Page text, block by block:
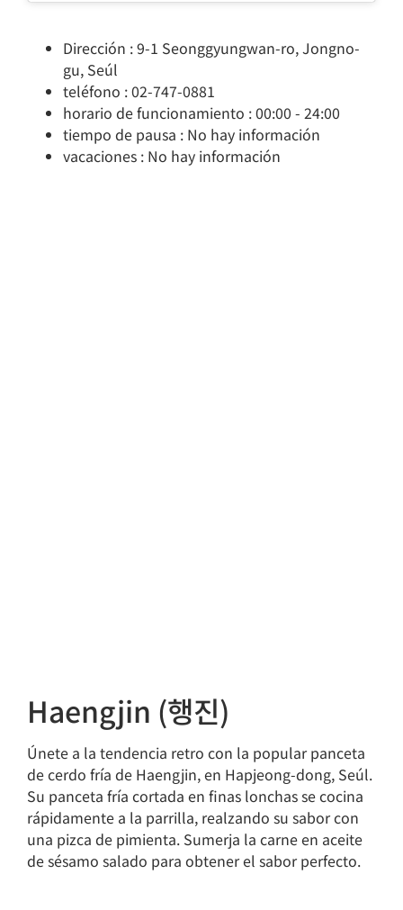
Dirección : 9-1 Seonggyungwan-ro, Jongno-
gu, Seúl
teléfono : 02-747-0881
horario de funcionamiento : 00:00 - 24:00
tiempo de pausa : No hay información
vacaciones : No hay información
Haengjin (행진)
Únete a la tendencia retro con la popular panceta
de cerdo fría de Haengjin, en Hapjeong-dong, Seúl.
Su panceta fría cortada en finas lonchas se cocina
rápidamente a la parrilla, realzando su sabor con
una pizca de pimienta. Sumerja la carne en aceite
de sésamo salado para obtener el sabor perfecto.